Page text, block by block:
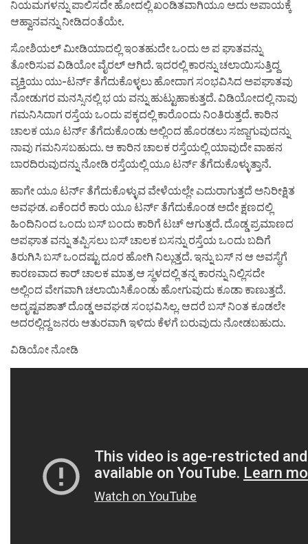
ನಿಯಮಗಳನ್ನು ಪಾಲಿಸದೇ ಹೋದಲ್ಲಿ ಖಂಡಿತವಾಗಿಯೂ ಅದು ಅಪಾಯಕ್ಕೆ
ಆಹ್ವಾನವನ್ನು ನೀಡಿದಂತೆಯೇ.
ಸೋಶಿಯಲ್ ಮೀಡಿಯಾದಲ್ಲಿ ಇಂತಹುದೇ ಒಂದು ಅ ಪ ಘಾತವನ್ನು
ತೋರಿಸುವ ವಿಡಿಯೋ ವೈರಲ್ ಆಗಿದೆ. ಇದರಲ್ಲಿ ಕಾರನ್ನು ಚಲಾಯಿಸುತ್ತಿದ್ದ
ವ್ಯಕ್ತಿಯು ಯು-ಟರ್ನ್ ತೆಗೆದುಕೊಳ್ಳಲು ಹೋದಾಗ ಸಂಭವಿಸಿದ ಅಪಘಾತವು
ನೋಡುಗರ ಮನಸ್ಸಿನಲ್ಲಿ ಭ ಯ ವನ್ನು ಹುಟ್ಟುಹಾಕುತ್ತದೆ. ವಿಡಿಯೋದಲ್ಲಿ ನಾವು
ಗಮನಿಸಿದಾಗ ರಸ್ತೆಯ ಒಂದು ಪಕ್ಕದಲ್ಲಿ ಕಾರೊಂದು ನಿಂತಿರುತ್ತದೆ. ಕಾರಿನ
ಚಾಲಕ ಯೂ ಟರ್ನ್ ತೆಗೆದುಕೊಂಡು ಅಲ್ಲಿಂದ ಹೊರಡಲು ಸಜ್ಜಾಗುವುದನ್ನು
ನಾವು ಗಮನಿಸಬಹುದು. ಆ ಕಾರಿನ ಚಾಲಕ ರಸ್ತೆಯಲ್ಲಿ ಯಾವುದೇ ವಾಹನ
ಬಾರದಿರುವುದನ್ನು ನೋಡಿ ರಸ್ತೆಯಲ್ಲಿ ಯೂ ಟರ್ನ್ ತೆಗೆದುಕೊಳ್ಳುತ್ತಾನೆ.
ಹಾಗೇ ಯೂ ಟರ್ನ್ ತೆಗೆದುಕೊಳ್ಳುವ ವೇಳೆಯಲ್ಲೇ ಎದುರಾಗುತ್ತದೆ ಅನಿರೀಕ್ಷಿತ
ಅವಘಡ. ಏಕೆಂದರೆ ಕಾರು ಯೂ ಟರ್ನ್ ತೆಗೆದುಕೊಂಡ ಅದೇ ಕ್ಷಣದಲ್ಲಿ
ಹಿಂದಿನಿಂದ ಒಂದು ಬಸ್ ಬಂದು ಕಾರಿಗೆ ಟಚ್ ಆಗುತ್ತದೆ. ದೊಡ್ಡ ಪ್ರಮಾಣದ
ಅಪಘಾತ ವನ್ನು ತಪ್ಪಿಸಲು ಬಸ್ ಚಾಲಕ ಬಸನ್ನು ರಸ್ತೆಯ ಒಂದು ಬದಿಗೆ
ತಿರುಗಿಸಿ ಬಸ್ ಒಂದಷ್ಟು ದೂರ ಹೋಗಿ ನಿಲ್ಲುತ್ತದೆ. ಇನ್ನು ಬಸ್ ನ ಆ ಅವಸ್ಥೆಗೆ
ಕಾರಣವಾದ ಕಾರ್ ಚಾಲಕ ಮಾತ್ರ ಆ ಸ್ಥಳದಲ್ಲಿ ತನ್ನ ಕಾರನ್ನು ನಿಲ್ಲಿಸದೇ
ಅಲ್ಲಿಂದ ವೇಗವಾಗಿ ಚಲಾಯಿಸಿಕೊಂಡು ಹೋಗುವುದು ಕೂಡಾ ಕಾಣುತ್ತದೆ.
ಅದೃಷ್ಟವಶಾತ್ ದೊಡ್ಡ ಅವಘಡ ಸಂಭವಿಸಿಲ್ಲ. ಆದರೆ ಬಸ್ ನಿಂತ ಕೂಡಲೇ
ಅದರಲ್ಲಿದ್ದ ಜನರು ಆತುರವಾಗಿ ಇಳಿದು ಕೆಳಗೆ ಬರುವುದು ನೋಡಬಹುದು.
ವಿಡಿಯೋ ನೋಡಿ